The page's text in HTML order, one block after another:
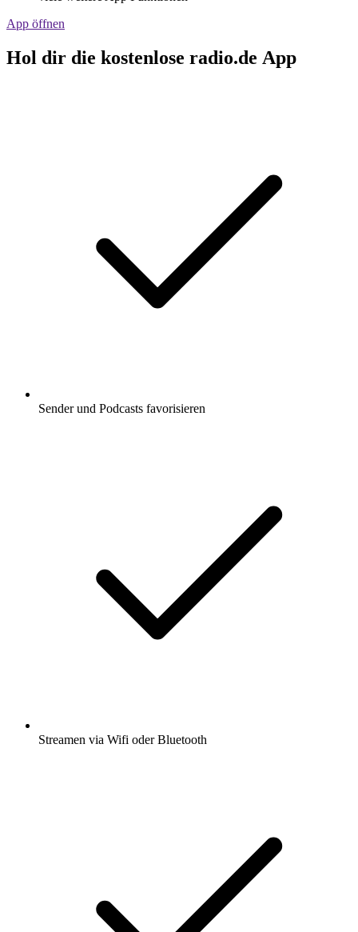
App öffnen
Hol dir die kostenlose radio.de App
Sender und Podcasts favorisieren
Streamen via Wifi oder Bluetooth